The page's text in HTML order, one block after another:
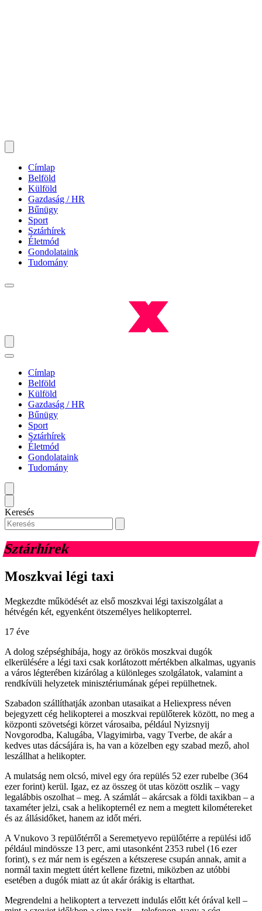
Címlap
Belföld
Külföld
Gazdaság / HR
Bűnügy
Sport
Sztárhírek
Életmód
Gondolataink
Tudomány
Címlap
Belföld
Külföld
Gazdaság / HR
Bűnügy
Sport
Sztárhírek
Életmód
Gondolataink
Tudomány
Keresés
Sztárhírek
Moszkvai légi taxi
Megkezdte működését az első moszkvai légi taxiszolgálat a
hétvégén két, egyenként ötszemélyes helikopterrel.
17 éve
A dolog szépséghibája, hogy az örökös moszkvai dugók
elkerülésére a légi taxi csak korlátozott mértékben alkalmas, ugyanis
a város légterében kizárólag a különleges szolgálatok, valamint a
rendkívüli helyzetek minisztériumának gépei repülhetnek.
Szabadon szállíthatják azonban utasaikat a Heliexpress néven
bejegyzett cég helikopterei a moszkvai repülőterek között, no meg a
központi szövetségi körzet városaiba, például Nyizsnyij
Novgorodba, Kalugába, Vlagyimirba, vagy Tverbe, de akár a
kedves utas dácsájára is, ha van a közelben egy szabad mező, ahol
leszállhat a helikopter.
A mulatság nem olcsó, mivel egy óra repülés 52 ezer rubelbe (364
ezer forint) kerül. Igaz, ez az összeg öt utas között oszlik – vagy
legalábbis oszolhat – meg. A számlát – akárcsak a földi taxikban – a
taxaméter jelzi, csak a helikopternél ez nem a megtett kilométereket
és az állásidőket, hanem az időt méri.
A Vnukovo 3 repülőtérről a Seremetyevo repülőtérre a repülési idő
például mindössze 13 perc, ami utasonként 2353 rubel (16 ezer
forint), s ez már nem is egészen a kétszerese csupán annak, amit a
normál taxin megtett útért kellene fizetni, miközben az utóbbi
esetében a dugók miatt az út akár órákig is eltarthat.
Megrendelni a helikoptert a tervezett indulás előtt két órával kell –